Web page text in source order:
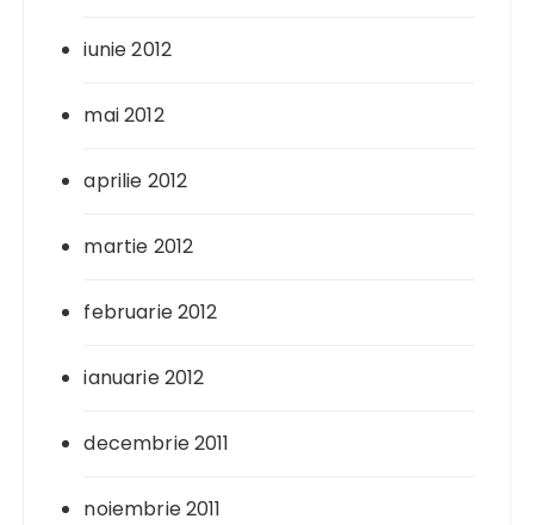
iunie 2012
mai 2012
aprilie 2012
martie 2012
februarie 2012
ianuarie 2012
decembrie 2011
noiembrie 2011